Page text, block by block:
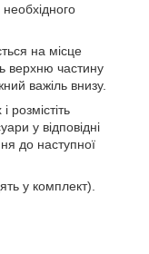
на місце
верхню частину
важіль внизу.
розмістіть
у відповідні
до наступної
у комплект).